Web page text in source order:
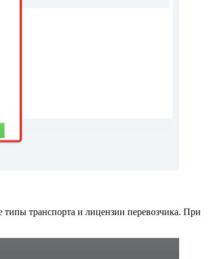
типы транспорта и лицензии перевозчика. При